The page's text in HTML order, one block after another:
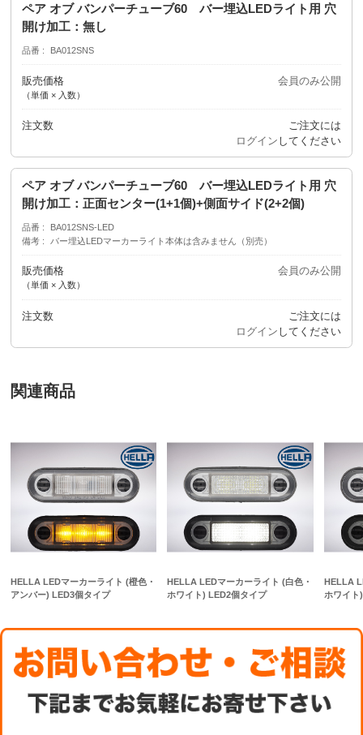
ペア オブ バンパーチューブ60 バー埋込LEDライト用 穴
開け加工：無し
品番 BA012SNS
販売価格
（単価 × 入数）
会員のみ公開
注文数
ご注文には
ログイン してください
ペア オブ バンパーチューブ60 バー埋込LEDライト用 穴
開け加工：正面センター(1+1個)+側面サイド(2+2個)
品番
BA012SNS-LED
備考
バー埋込LEDマーカーライト本体は含みません（別売）
販売価格
（単価 × 入数）
会員のみ公開
注文数
ご注文には
ログイン してください
関連商品
HELLA LEDマーカーライト (橙色・
アンバー) LED3個タイプ
HELLA LEDマーカーライト (白色・
ホワイト) LED2個タイプ
HELLA
ホワイト